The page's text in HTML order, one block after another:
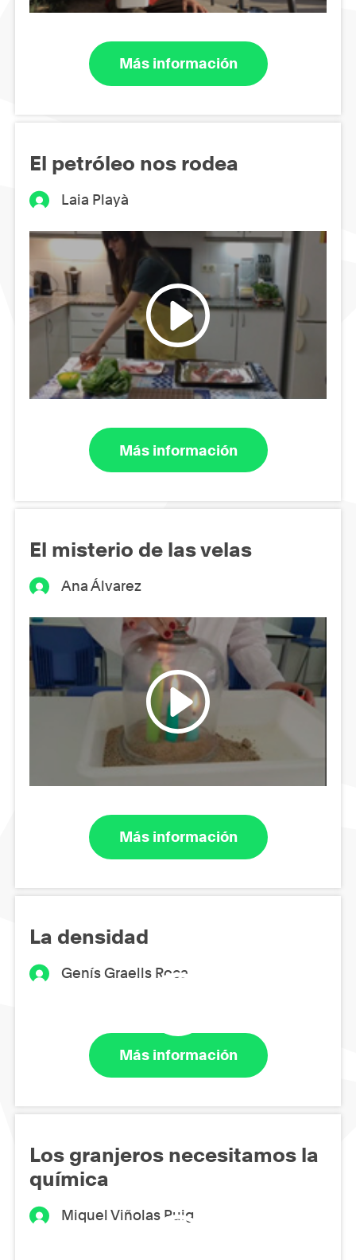
Más información
El petróleo nos rodea
Laia Playà
Más información
El misterio de las velas
Ana Álvarez
Más información
La densidad
Genís Graells Roca
Más información
Los granjeros necesitamos la
química
Miquel Viñolas Puig